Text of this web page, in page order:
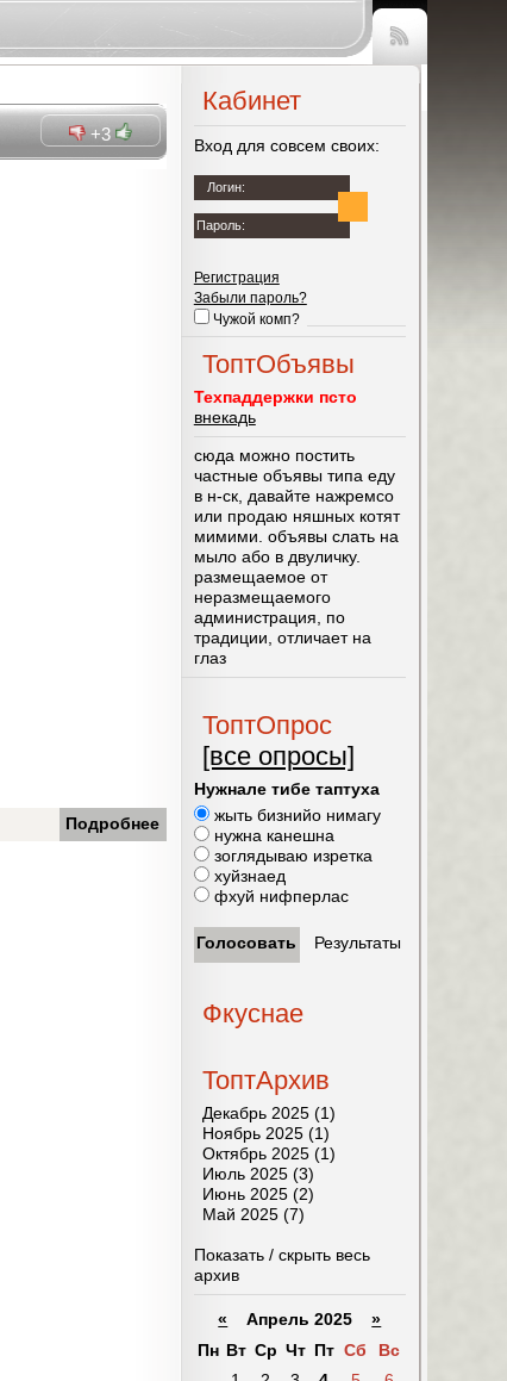
Чтение
+3
Подробнее
Кабинет
Вход для совсем своих:
Логин:
Пароль:
Регистрация
Забыли пароль?
Чужой комп?
ТоптОбъявы
Техпаддержки псто
внекадь
сюда можно постить
частные объявы типа еду
в н-ск, давайте нажремсо
или продаю няшных котят
мимими. объявы слать на
мыло або в двуличку.
размещаемое от
неразмещаемого
администрация, по
традиции, отличает на
глаз
ТоптОпрос
[все опросы]
Нужнале тибе таптуха
жыть бизнийо нимагу
нужна канешна
зоглядываю изретка
хуйзнаед
фхуй нифперлас
Фкуснае
ТоптАрхив
Декабрь 2025 (1)
Ноябрь 2025 (1)
Октябрь 2025 (1)
Июль 2025 (3)
Июнь 2025 (2)
Май 2025 (7)
Показать / скрыть весь
архив
« Апрель 2025»
Пн Вт Ср Чт Пт Сб
Вс